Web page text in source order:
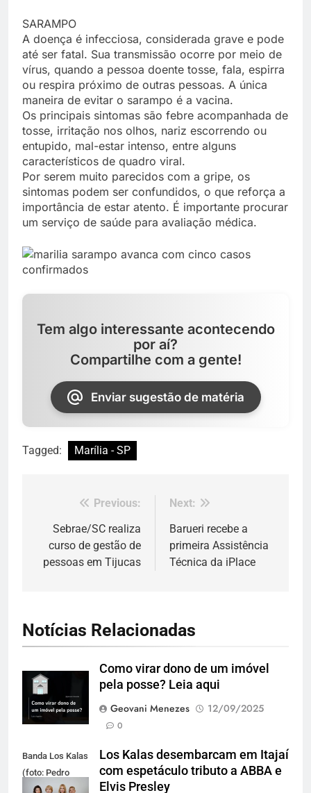
SARAMPO
A doença é infecciosa, considerada grave e pode
até ser fatal. Sua transmissão ocorre por meio de
vírus, quando a pessoa doente tosse, fala, espirra
ou respira próximo de outras pessoas. A única
maneira de evitar o sarampo é a vacina.
Os principais sintomas são febre acompanhada de
tosse, irritação nos olhos, nariz escorrendo ou
entupido, mal-estar intenso, entre alguns
característicos de quadro viral.
Por serem muito parecidos com a gripe, os
sintomas podem ser confundidos, o que reforça a
importância de estar atento. É importante procurar
um serviço de saúde para avaliação médica.
Tem algo interessante acontecendo
por aí?
Compartilhe com a gente!
Enviar sugestão de matéria
Tagged: Marília - SP
Navegação
de
Post
Previous:
Sebrae/SC realiza
curso de gestão de
pessoas em Tijucas
Next:
Barueri recebe a
primeira Assistência
Técnica da iPlace
Notícias Relacionadas
Como virar dono de um imóvel
pela posse? Leia aqui
Geovani Menezes
12/09/2025
0
Banda Los Kalas
(foto: Pedro
Oliveira)
Los Kalas desembarcam em Itajaí
com espetáculo tributo a ABBA e
Elvis Presley